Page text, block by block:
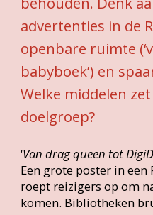
Van drag queen tot DigiD. In
Een grote poster in een
roept reizigers op om naar
komen. Bibliotheken bruisen
inmiddels veel meer bieden
boeken is bij de lezers van
recente
bekend. Maar hoe krijg je
verkondigd bij mensen die
nieuwe bezoekers, maar
Bibliotheken kunnen allerlei
daarvoor inzetten, zoals
oorkondes.